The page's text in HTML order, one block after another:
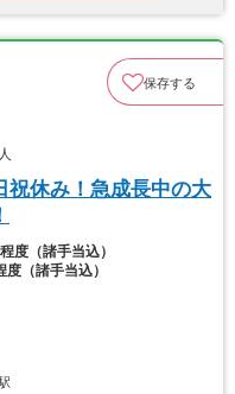
保存する
祝休み！急成長中の大
度（諸手当込）
（諸手当込）